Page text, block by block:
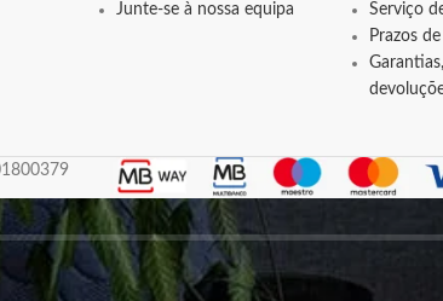
Junte-se à nossa equipa
Serviço
Prazos